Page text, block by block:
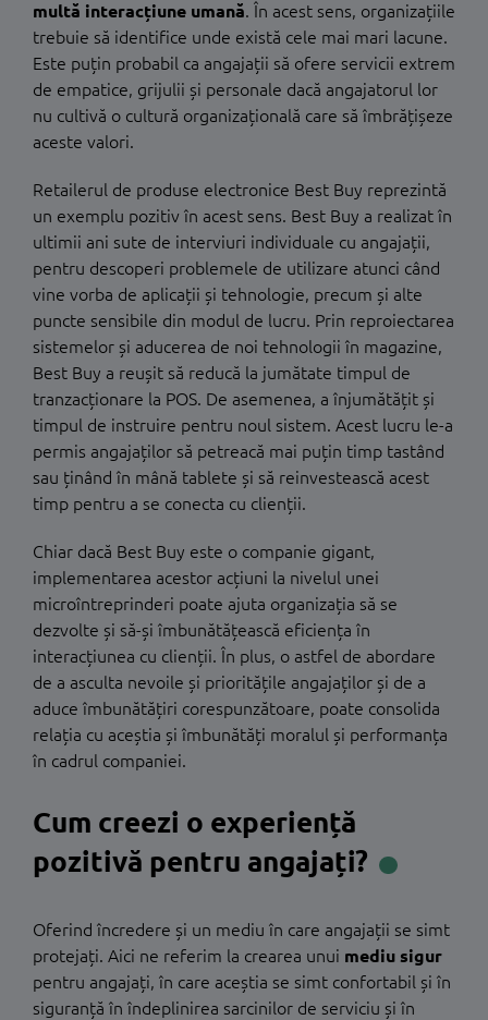
multă interacțiune umană. În acest sens, organizațiile
trebuie să identifice unde există cele mai mari lacune.
Este puțin probabil ca angajații să ofere servicii extrem
de empatice, grijulii și personale dacă angajatorul lor
nu cultivă o cultură organizațională care să îmbrățișeze
aceste valori.
Retailerul de produse electronice Best Buy reprezintă
un exemplu pozitiv în acest sens. Best Buy a realizat în
ultimii ani sute de interviuri individuale cu angajații,
pentru descoperi problemele de utilizare atunci când
vine vorba de aplicații și tehnologie, precum și alte
puncte sensibile din modul de lucru. Prin reproiectarea
sistemelor și aducerea de noi tehnologii în magazine,
Best Buy a reușit să reducă la jumătate timpul de
tranzacționare la POS. De asemenea, a înjumătățit și
timpul de instruire pentru noul sistem. Acest lucru le-a
permis angajaților să petreacă mai puțin timp tastând
sau ținând în mână tablete și să reinvestească acest
timp pentru a se conecta cu clienții.
Chiar dacă Best Buy este o companie gigant,
implementarea acestor acțiuni la nivelul unei
microîntreprinderi poate ajuta organizația să se
dezvolte și să-și îmbunătățească eficiența în
interacțiunea cu clienții. În plus, o astfel de abordare
de a asculta nevoile și prioritățile angajaților și de a
aduce îmbunătățiri corespunzătoare, poate consolida
relația cu aceștia și îmbunătăți moralul și performanța
în cadrul companiei.
Cum creezi o experiență
pozitivă pentru angajați?
Oferind încredere și un mediu în care angajații se simt
protejați. Aici ne referim la crearea unui mediu sigur
pentru angajați, în care aceștia se simt confortabil și în
siguranță în îndeplinirea sarcinilor de serviciu și în